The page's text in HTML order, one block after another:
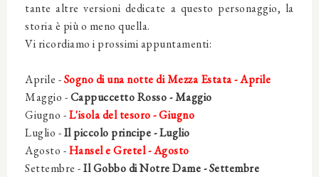
tante altre versioni dedicate a questo personaggio, la
storia è più o meno quella.
Vi ricordiamo i prossimi appuntamenti:
Aprile -Sogno di una notte di Mezza Estata - Aprile
Maggio -Cappuccetto Rosso - Maggio
Giugno -L'isola del tesoro- Giugno
Luglio -Il piccolo principe - Luglio
Agosto -Hansel e Gretel - Agosto
Settembre -Il Gobbo di Notre Dame - Settembre